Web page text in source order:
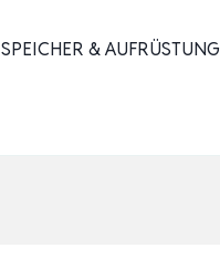
SPEICHER & AUFRÜSTUNG